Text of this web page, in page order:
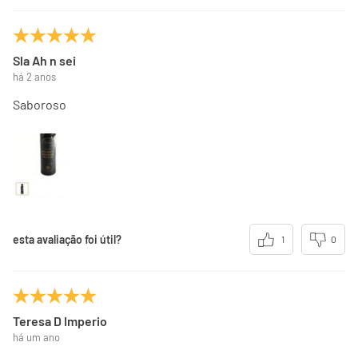
Sla Ah n sei
há 2 anos
Saboroso
esta avaliação foi útil? 1 0
Teresa D Imperio
há um ano